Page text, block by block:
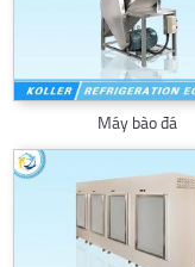
Máy bào đá